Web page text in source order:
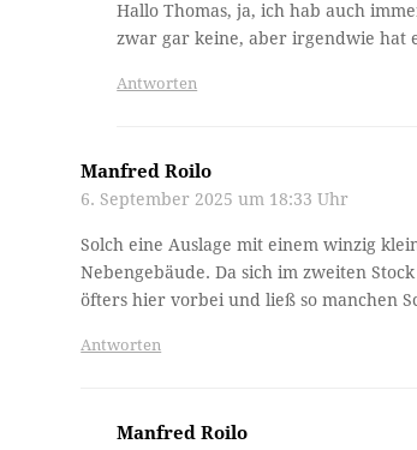
Hallo Thomas, ja, ich hab auch
zwar gar keine, aber irgendwie hat
Antworten
Manfred Roilo
6. September 2025 um 18:33 Uhr
Solch eine Auslage mit einem winzig
Nebengebäude. Da sich im zweiten
öfters hier vorbei und ließ so manchen
Antworten
Manfred Roilo